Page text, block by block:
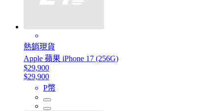
熱銷現貨
Apple 蘋果 iPhone 17 (256G)
$29,900
$29,900
P幣